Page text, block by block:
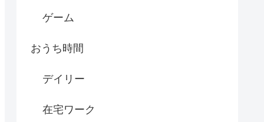
ゲーム
おうち時間
デイリー
在宅ワーク